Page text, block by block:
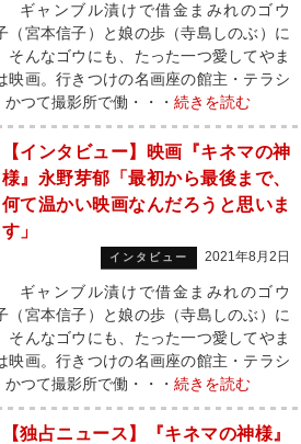
ギャンブル漬けで借金まみれのゴウ
（宮本信子）と娘の歩（寺島しのぶ）に
そんなゴウにも、たった一つ愛してやま
映画。行きつけの名画座の館主・テラシ
つて撮影所で働・・・ 続きを読む
【インタビュー】映画『キネマの神
様』永野芽郁「最初から最後まで、
何て温かい映画なんだろうと思いま
す」
インタビュー 2021年8月2日
ギャンブル漬けで借金まみれのゴウ
（宮本信子）と娘の歩（寺島しのぶ）に
そんなゴウにも、たった一つ愛してやま
映画。行きつけの名画座の館主・テラシ
つて撮影所で働・・・ 続きを読む
【独占ニュース】『キネマの神様』